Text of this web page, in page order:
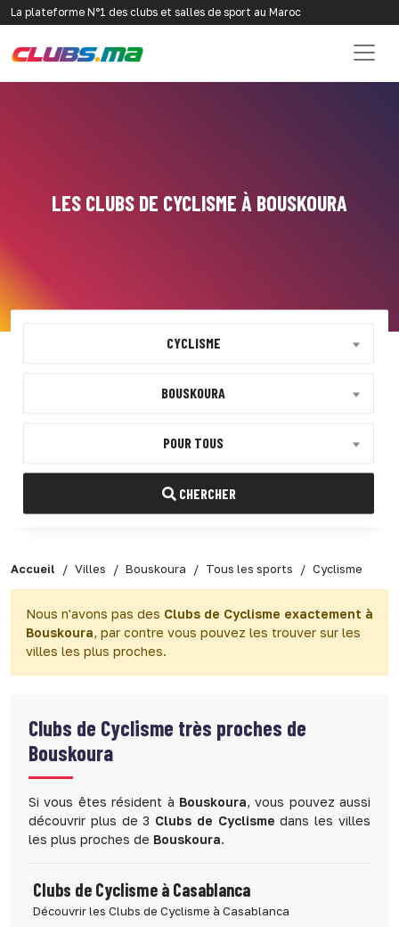
La plateforme N°1 des clubs et salles de sport au Maroc
LES CLUBS DE CYCLISME À BOUSKOURA
CYCLISME
BOUSKOURA
POUR TOUS
CHERCHER
Accueil Villes Bouskoura Tous les sports Cyclisme
Nous n'avons pas des Clubs de Cyclisme exactement à
Bouskoura, par contre vous pouvez les trouver sur les
villes les plus proches.
Clubs de Cyclisme très proches de
Bouskoura
Si vous êtes résident à Bouskoura, vous pouvez aussi
découvrir plus de 3 Clubs de Cyclisme dans les villes
les plus proches de Bouskoura.
Clubs de Cyclisme à Casablanca
Découvrir les Clubs de Cyclisme à Casablanca